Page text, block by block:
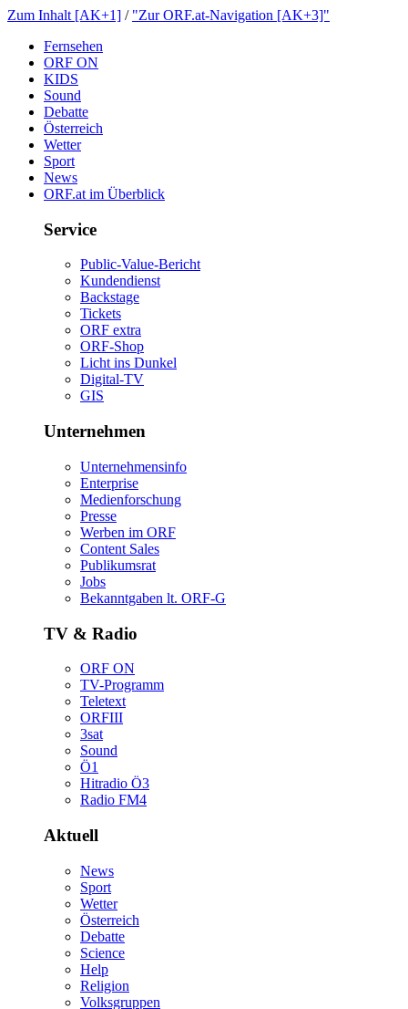
ZumInhalt[AK+1] / "ZurORF.at-Navigation[AK+3]"
Fernsehen
ORFON
KIDS
Sound
Debatte
Österreich
Wetter
Sport
News
ORF.atimÜberblick
Service
Public-Value-Bericht
Kundendienst
Backstage
Tickets
ORFextra
ORF-Shop
LichtinsDunkel
Digital-TV
GIS
Unternehmen
Unternehmensinfo
Enterprise
Medienforschung
Presse
WerbenimORF
ContentSales
Publikumsrat
Jobs
Bekanntgabenlt.ORF-G
TV&Radio
ORFON
TV-Programm
Teletext
ORFIII
3sat
Sound
Ö1
HitradioÖ3
RadioFM4
Aktuell
News
Sport
Wetter
Österreich
Debatte
Science
Help
Religion
Volksgruppen